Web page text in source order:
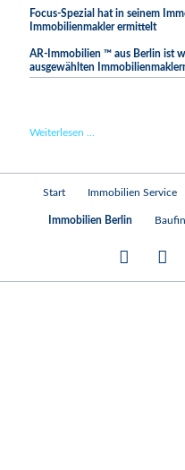
Focus-
Business
Focus-Spezial hat in seinem
Immobilienmakler ermittelt
AR-Immobilien ™ aus Berlin ist
ausgewählten
Weiterlesen …
Spezial
Start Immobilien Service
Immobilien Berlin